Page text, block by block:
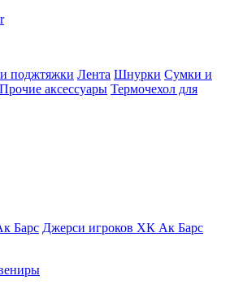
поджтяжки Лента Шнурки Сумки и
Прочие аксессуары Термочехол для
Барс Джерси игроков ХК Ак Барс